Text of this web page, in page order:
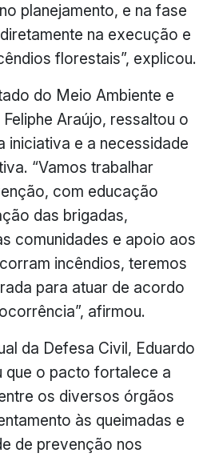
planejamento, e na fase
na execução e
florestais”, explicou.
do Meio Ambiente e
Araújo, ressaltou o
iniciativa e a necessidade
“Vamos trabalhar
com educação
das brigadas,
comunidades e apoio aos
incêndios, teremos
para atuar de acordo
afirmou.
da Defesa Civil, Eduardo
que o pacto fortalece a
os diversos órgãos
às queimadas e
de prevenção nos